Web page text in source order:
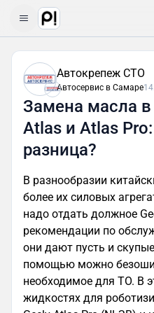
Автокрепеж СТО
Автосервис в Самаре
Замена масла в
Atlas и Atlas
разница?⁠⁠
В разнообразии
более их силовых агрегатов, легко запутаться. Но
надо отдать должное
рекомендации по
они дают пусть и скупые, но
помощью можно
необходимое для ТО. В этой статье речь пойдет о
жидкостях для